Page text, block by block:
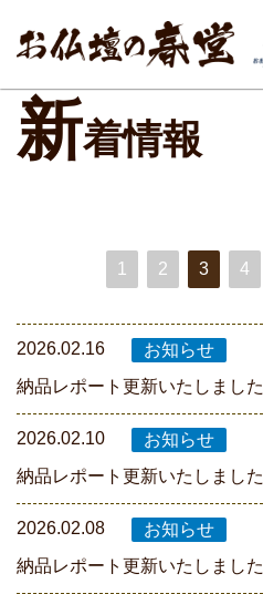
新着情報
1 2 3 4
納品レポート更新いたしました
2026.02.16
納品レポート更新いたしました
2026.02.10
納品レポート更新いたしました
2026.02.08